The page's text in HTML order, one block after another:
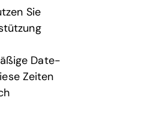
Sie
Date-
Zeiten